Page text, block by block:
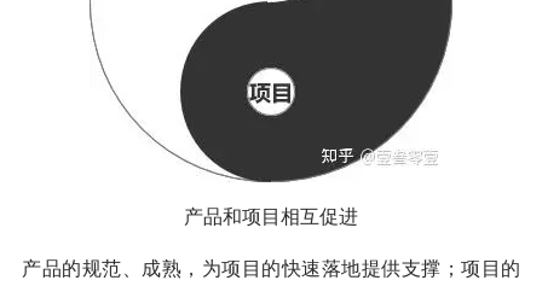
产品和项目相互促进
产品的规范、成熟，为项目的快速落地提供支撑；项目的